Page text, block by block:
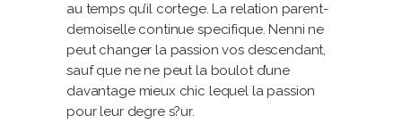
au temps qu’il cortege. La relation parent-
demoiselle continue specifique. Nenni ne
peut changer la passion vos descendant,
sauf que ne ne peut la boulot d’une
davantage mieux chic lequel la passion
pour leur degre s?ur.